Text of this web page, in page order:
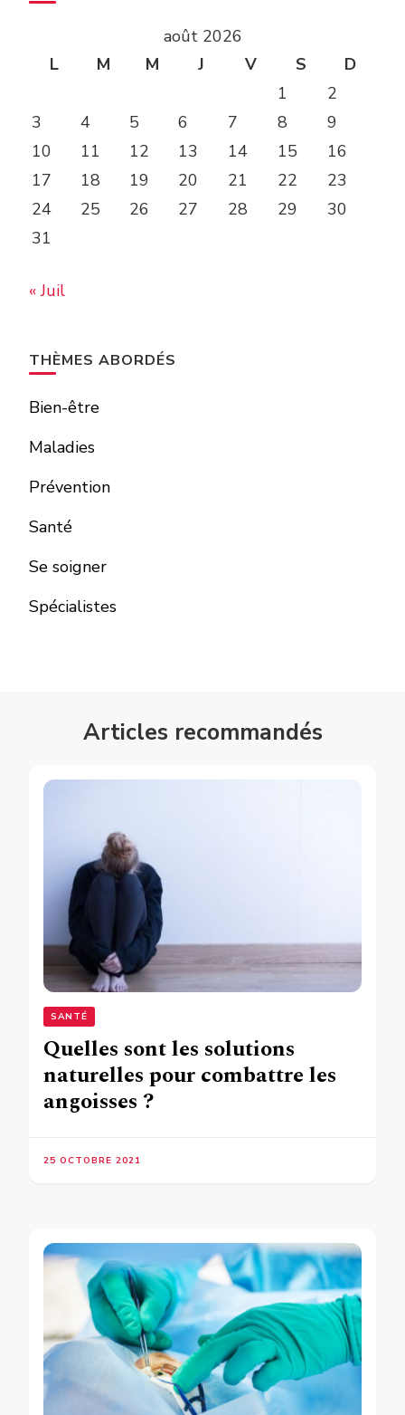
août 2026
L
M M J V S
D
1
2
3
4 5 6 7 8
9
10
11 12 13 14 15
16
17
18 19 20 21 22
23
24
25 26 27 28 29
30
31
« Juil
THÈMES ABORDÉS
Bien-être
Maladies
Prévention
Santé
Se soigner
Spécialistes
Articles recommandés
SANTÉ
Quelles sont les solutions
naturelles pour combattre les
angoisses ?
25 OCTOBRE 2021